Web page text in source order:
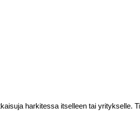
harkitessa itselleen tai yritykselle.